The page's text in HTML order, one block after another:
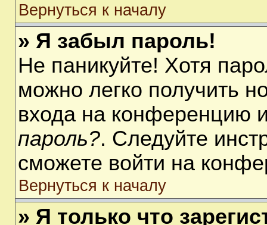
Вернуться к началу
» Я забыл пароль!
Не паникуйте! Хотя
можно легко получить
входа на конференцию
пароль?. Следуйте
сможете войти на
Вернуться к началу
» Я только что